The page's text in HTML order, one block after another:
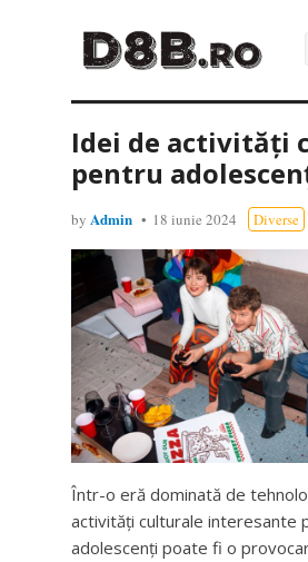
Idei de activități
pentru
by Admin 18 iunie 2024 Diverse
Într-o eră dominată de
activități culturale interesante
adolescenți poate fi o